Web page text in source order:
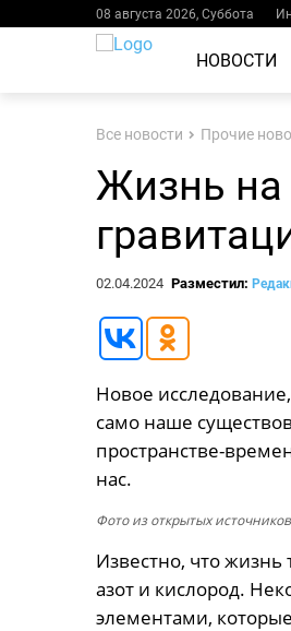
08 августа 2026, Суббота
НОВОСТИ
Все новости Прочие
Жизнь на
02.04.2024 Разместил:
Новое исследование,
само наше
пространстве-
нас.
Фото из открытых источников
Известно, что жизнь
азот и кислород.
элементами,